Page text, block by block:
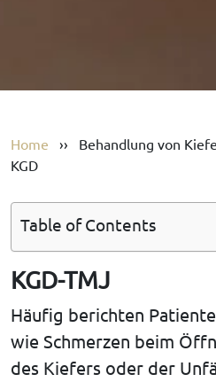
Home ›› Behandlung von
KGD
Table of Contents
KGD-TMJ
Häufig berichten
wie Schmerzen beim
des Kiefers oder der